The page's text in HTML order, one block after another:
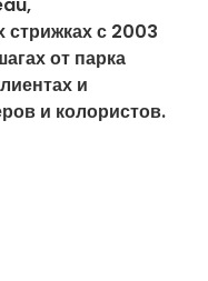
стрижках с 2003
от парка
и
и колористов.